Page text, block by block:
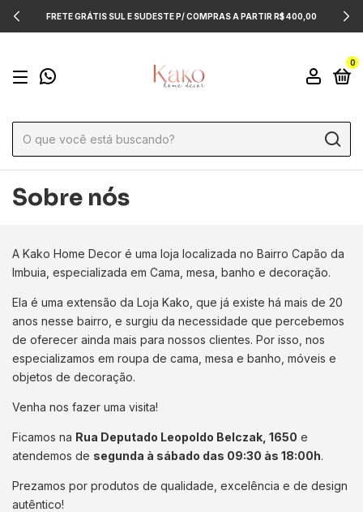
FRETE GRÁTIS SUL E SUDESTE P/ COMPRAS A PARTIR R$ 400,00
0
Sobre nós
A Kako Home Decor é uma loja localizada no Bairro Capão da
Imbuia, especializada em Cama, mesa, banho e decoração.
Ela é uma extensão da Loja Kako, que já existe há mais de 20
anos nesse bairro, e surgiu da necessidade que percebemos
de oferecer ainda mais para nossos clientes. Por isso, nos
especializamos em roupa de cama, mesa e banho, móveis e
objetos de decoração.
Venha nos fazer uma visita!
Ficamos na Rua Deputado Leopoldo Belczak, 1650 e
atendemos de segunda à sábado das 09:30 às 18:00h.
Prezamos por produtos de qualidade, excelência e de design
autêntico!